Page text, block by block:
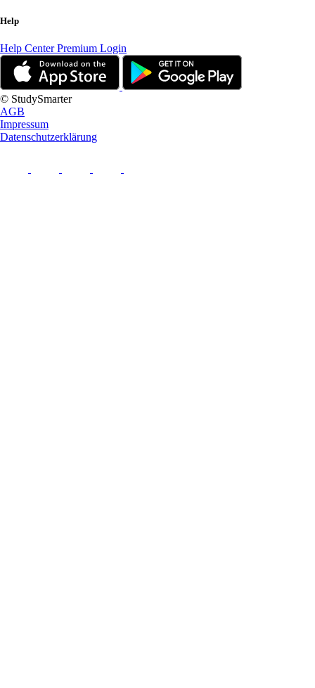
Help
Help CenterPremium Login
© StudySmarter
AGB
Impressum
Datenschutzerklärung